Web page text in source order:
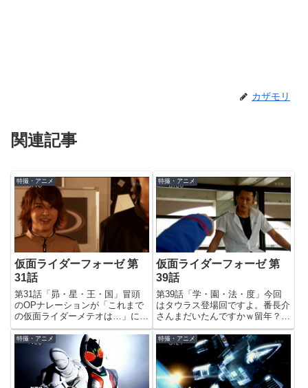
カザモリ
関連記事
特撮・アニメ
仮面ライダーフォーゼ 第
31話
第31話「昴・星・王・国」冒頭
のOPナレーションが「これまで
の仮面ライダーメテオは…」にな
ってて吹きました(笑)桧山さん、
番組間違ってますよｗというわけ
で、今回と次回は新番組「仮面ラ
イダーメテオ」をお送りします。
「この39番までの全てが完成...
特撮・アニメ
仮面ライダーフォーゼ 第
39話
第39話「学・園・法・度」今回
はタウラス登場回ですよ。番長介
さんまだいたんですかｗ留年？
それとも、実は初登場時は弦太朗
と同じ2年生だったのか(笑)「ジ
オ・コスモス」すごかったです
ね！ それを説明してるユウキ
は、なんだかいつもと違って頼も
し...
特撮・アニメ 特撮・アニメ